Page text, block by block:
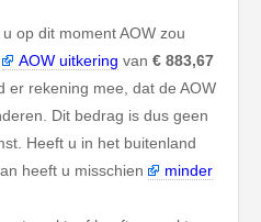
op dit moment AOW zou
AOW uitkering van € 883,67
er rekening mee, dat de AOW
Dit bedrag is dus geen
Heeft u in het buitenland
heeft u misschien
minder